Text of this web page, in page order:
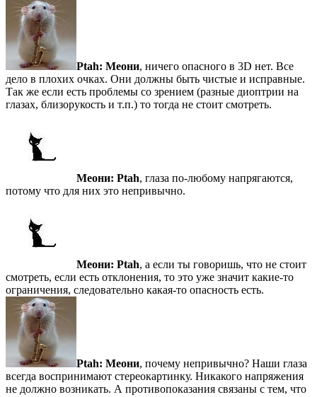
Ptah: Меони, ничего опасного в 3D нет. Все
дело в плохих очках. Они должны быть чистые и исправные.
Так же если есть проблемы со зрением (разные диоптрии на
глазах, близорукость и т.п.) то тогда не стоит смотреть.
Меони: Ptah, глаза по-любому напрягаются,
потому что для них это непривычно.
Меони: Ptah, а если ты говоришь, что не стоит
смотреть, если есть отклонения, то это уже значит какие-то
ограничения, следовательно какая-то опасность есть.
Ptah: Меони, почему непривычно? Наши глаза
всегда воспринимают стереокартинку. Никакого напряжения
не должно возникать. А противопоказания связаны с тем, что